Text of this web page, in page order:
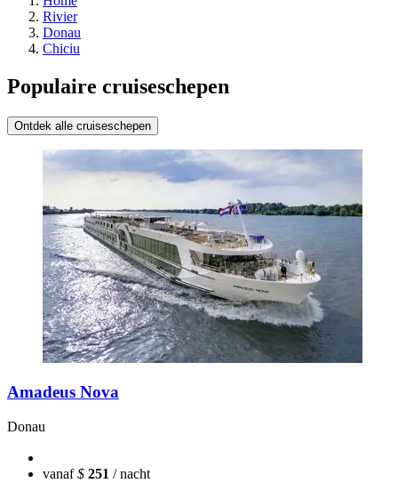
Rivier
Donau
Chiciu
Populaire cruiseschepen
Ontdek alle cruiseschepen
Amadeus Nova
Donau
vanaf$ 251 / nacht